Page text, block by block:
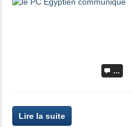
…
Lire la suite